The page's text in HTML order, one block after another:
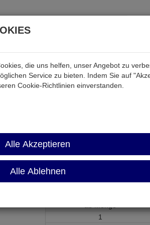
Audio & Video Strom Tab &
2SD1162
1
die uns helfen, unser Angebot zu
Service zu bieten. Indem Sie auf
Cookie-Richtlinien einverstanden.
Alle Akzeptieren
Alle Ablehnen